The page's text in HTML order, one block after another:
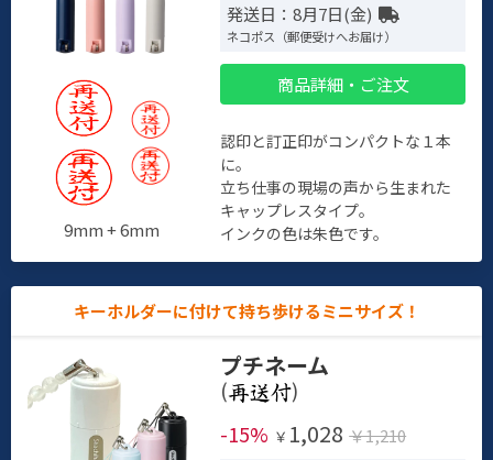
9mm + 6mm
発送日：8月7日(金)
ネコポス（郵便受けへお届け）
商品詳細・ご注文
認印と訂正印がコンパクトな１本
に。
立ち仕事の現場の声から生まれた
キャップレスタイプ。
インクの色は朱色です。
キーホルダーに付けて持ち歩けるミニサイズ！
プチネーム
(
)
-15% ￥ 1,028 ￥1,210